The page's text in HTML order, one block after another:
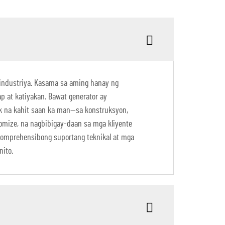
Kasama sa aming hanay ng
at katiyakan. Bawat generator ay
na kahit saan ka man—sa konstruksyon,
na nagbibigay-daan sa mga kliyente
suportang teknikal at mga